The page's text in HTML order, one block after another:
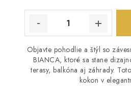
Objavte pohodlie a štýl so
BIANCA, ktoré sa stane
terasy, balkóna aj záhrady.
kokon v